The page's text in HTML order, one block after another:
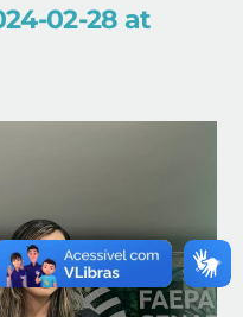
02-28 at